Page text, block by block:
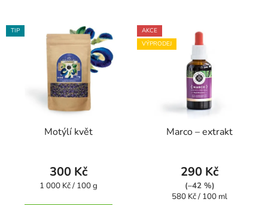
TIP
Motýlí květ
300 Kč
Měrná
1 000 Kč / 100 g
AKCE
VÝPRODEJ
Marco – extrakt
290 Kč
(–42 %)
Měrná
580 Kč / 100 ml